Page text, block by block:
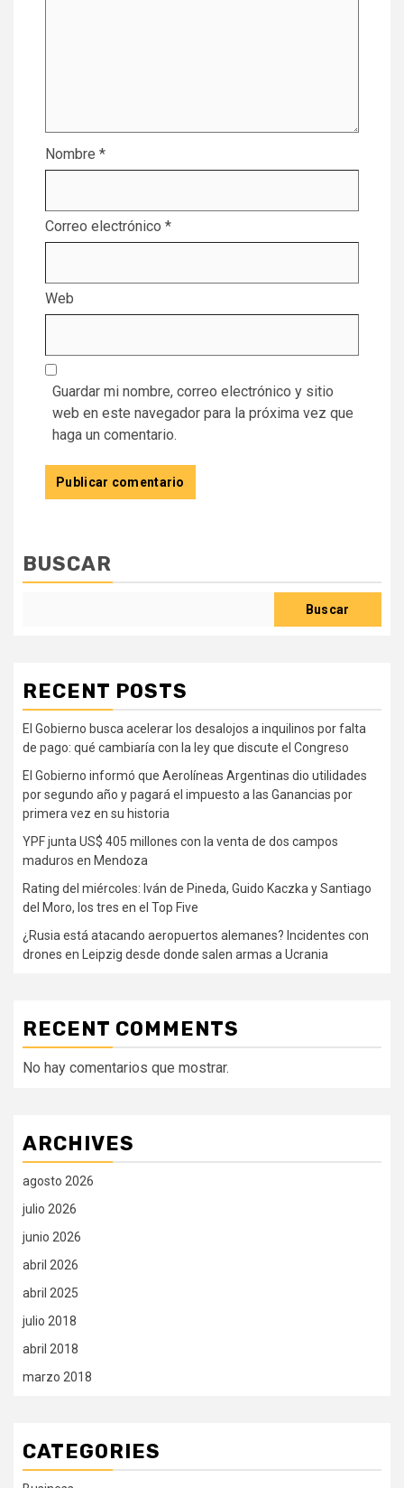
Nombre *
Correo electrónico *
Web
Guardar mi nombre, correo electrónico y sitio
web en este navegador para la próxima vez que
haga un comentario.
BUSCAR
Buscar
RECENT POSTS
El Gobierno busca acelerar los desalojos a inquilinos por falta
de pago: qué cambiaría con la ley que discute el Congreso
El Gobierno informó que Aerolíneas Argentinas dio utilidades
por segundo año y pagará el impuesto a las Ganancias por
primera vez en su historia
YPF junta US$ 405 millones con la venta de dos campos
maduros en Mendoza
Rating del miércoles: Iván de Pineda, Guido Kaczka y Santiago
del Moro, los tres en el Top Five
¿Rusia está atacando aeropuertos alemanes? Incidentes con
drones en Leipzig desde donde salen armas a Ucrania
RECENT COMMENTS
No hay comentarios que mostrar.
ARCHIVES
agosto 2026
julio 2026
junio 2026
abril 2026
abril 2025
julio 2018
abril 2018
marzo 2018
CATEGORIES